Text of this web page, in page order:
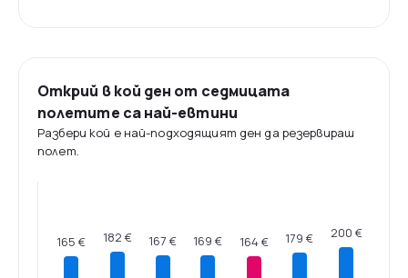
Открий в кой ден от седмицата
полетите са най-евтини
Разбери кой е най-подходящият ден да резервираш
полет.
165 € 182 € 167 € 169 € 164 € 179 € 200 €